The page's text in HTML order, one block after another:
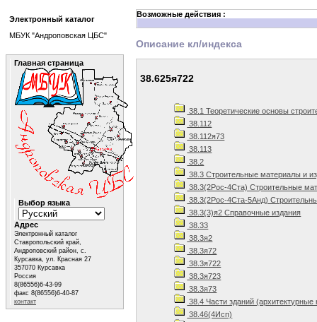
Возможные действия :
Описание кл/индекса
38.625я722
38.1 Теоретические основы
38.112
38.112я73
38.113
38.2
38.3 Строительные материалы и
38.3(2Рос-4Ста) Строительные
38.3(2Рос-4Ста-5Анд)
38.3(3)я2 Справочные издания
38.33
38.3я2
38.3я72
38.3я722
38.3я723
38.3я73
38.4 Части зданий (архитектурные
38.46(4Исп)
Электронный каталог
МБУК "Андроповская ЦБС"
Главная страница
Выбор языка
Адрес
Электронный каталог
Ставропольский край,
Андроповский район, с.
Курсавка, ул. Красная 27
357070 Курсавка
Россия
8(86556)6-43-99
факс 8(86556)6-40-87
контакт